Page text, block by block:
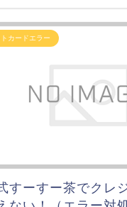
カードエラー
すーすー茶でクレ